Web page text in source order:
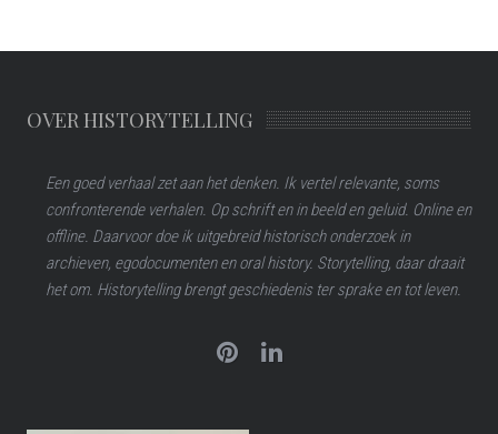
OVER HISTORYTELLING
Een goed verhaal zet aan het denken. Ik vertel relevante, soms
confronterende verhalen. Op schrift en in beeld en geluid. Online en
offline. Daarvoor doe ik uitgebreid historisch onderzoek in
archieven, egodocumenten en oral history. Storytelling, daar draait
het om. Historytelling brengt geschiedenis ter sprake en tot leven.